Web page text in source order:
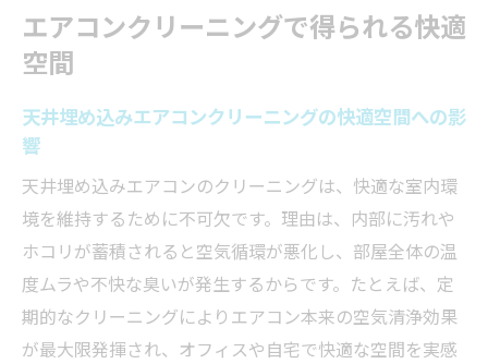
ント
口コミや実績から選ぶ安心できる業者の条
エアコンクリーニング依頼時の確認事項と
注意点
掃除後の効果を最大化するコツと注意点
エアコンクリーニング後の快適さを長持ち
させる方法
エアコンクリーニングで得られる快適
空間
天井埋め込みエアコンクリーニングの快適空間への影
響
天井埋め込みエアコンのクリーニングは、快適な室内環
境を維持するために不可欠です。理由は、内部に汚れや
ホコリが蓄積されると空気循環が悪化し、部屋全体の温
度ムラや不快な臭いが発生するからです。たとえば、定
期的なクリーニングによりエアコン本来の空気清浄効果
が最大限発揮され、オフィスや自宅で快適な空間を実感